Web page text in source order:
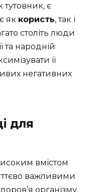
є
як користь, так і
століть люди
та народній
її
негативних
для
вмістом
важливими
організму.